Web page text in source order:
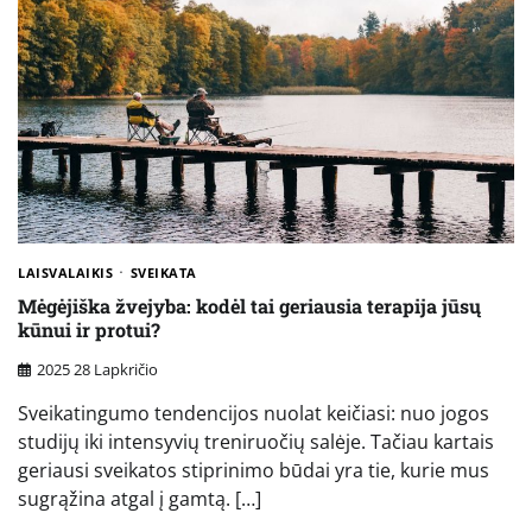
LAISVALAIKIS SVEIKATA
Mėgėjiška žvejyba: kodėl tai geriausia terapija jūsų
kūnui ir protui?
2025 28 Lapkričio
Sveikatingumo tendencijos nuolat keičiasi: nuo jogos
studijų iki intensyvių treniruočių salėje. Tačiau kartais
geriausi sveikatos stiprinimo būdai yra tie, kurie mus
sugrąžina atgal į gamtą. […]